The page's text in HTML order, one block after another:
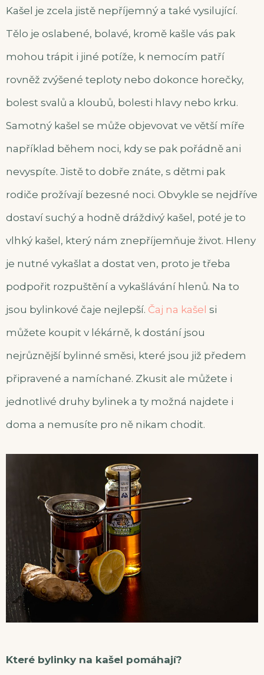
Kašel je zcela jistě nepříjemný a také vysilující.
Tělo je oslabené, bolavé, kromě kašle vás pak
mohou trápit i jiné potíže, k nemocím patří
rovněž zvýšené teploty nebo dokonce horečky,
bolest svalů a kloubů, bolesti hlavy nebo krku.
Samotný kašel se může objevovat ve větší míře
například během noci, kdy se pak pořádně ani
nevyspíte. Jistě to dobře znáte, s dětmi pak
rodiče prožívají bezesné noci. Obvykle se nejdříve
dostaví suchý a hodně dráždivý kašel, poté je to
vlhký kašel, který nám znepříjemňuje život. Hleny
je nutné vykašlat a dostat ven, proto je třeba
podpořit rozpuštění a vykašlávání hlenů. Na to
jsou bylinkové čaje nejlepší. Čaj na kašel si
můžete koupit v lékárně, k dostání jsou
nejrůznější bylinné směsi, které jsou již předem
připravené a namíchané. Zkusit ale můžete i
jednotlivé druhy bylinek a ty možná najdete i
doma a nemusíte pro ně nikam chodit.
Které bylinky na kašel pomáhají?